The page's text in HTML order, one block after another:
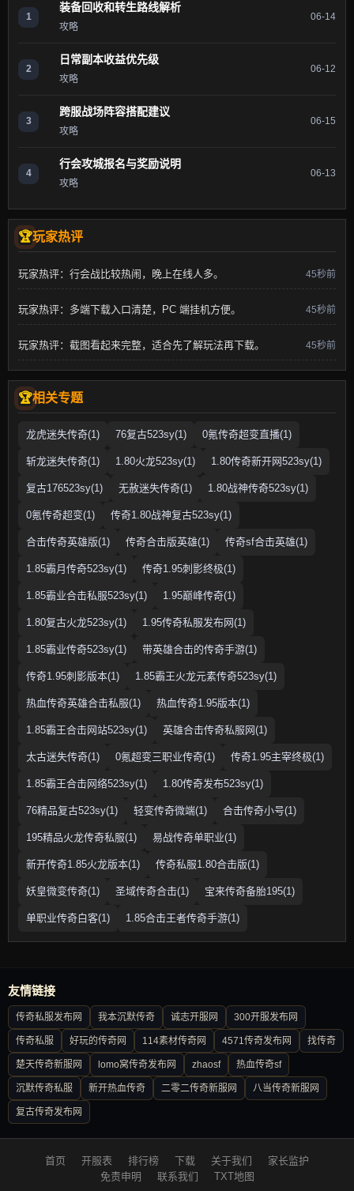
1
装备回收和转生路线解析
攻略
06-14
2
日常副本收益优先级
攻略
06-12
3
跨服战场阵容搭配建议
攻略
06-15
4
行会攻城报名与奖励说明
攻略
06-13
玩家热评
玩家热评：行会战比较热闹，晚上在线人多。 45秒前
玩家热评：多端下载入口清楚，PC 端挂机方便。 45秒前
玩家热评：截图看起来完整，适合先了解玩法再下载。 45秒前
相关专题
龙虎迷失传奇(1) 76复古523sy(1) 0氪传奇超变直播(1)
斩龙迷失传奇(1) 1.80火龙523sy(1) 1.80传奇新开网523sy(1)
复古176523sy(1) 无赦迷失传奇(1) 1.80战神传奇523sy(1)
0氪传奇超变(1) 传奇1.80战神复古523sy(1)
合击传奇英雄版(1) 传奇合击版英雄(1) 传奇sf合击英雄(1)
1.85霸月传奇523sy(1) 传奇1.95刺影终极(1)
1.85霸业合击私服523sy(1) 1.95巅峰传奇(1)
1.80复古火龙523sy(1) 1.95传奇私服发布网(1)
1.85霸业传奇523sy(1) 带英雄合击的传奇手游(1)
传奇1.95刺影版本(1) 1.85霸王火龙元素传奇523sy(1)
热血传奇英雄合击私服(1) 热血传奇1.95版本(1)
1.85霸王合击网站523sy(1) 英雄合击传奇私服网(1)
太古迷失传奇(1) 0氪超变三职业传奇(1) 传奇1.95主宰终极(1)
1.85霸王合击网络523sy(1) 1.80传奇发布523sy(1)
76精品复古523sy(1) 轻变传奇微端(1) 合击传奇小号(1)
195精品火龙传奇私服(1) 易战传奇单职业(1)
新开传奇1.85火龙版本(1) 传奇私服1.80合击版(1)
妖皇微变传奇(1) 圣域传奇合击(1) 宝来传奇备胎195(1)
单职业传奇白客(1) 1.85合击王者传奇手游(1)
友情链接
传奇私服发布网 我本沉默传奇 诚志开服网 300开服发布网
传奇私服 好玩的传奇网 114素材传奇网 4571传奇发布网 找传奇
楚天传奇新服网 lomo窝传奇发布网 zhaosf 热血传奇sf
沉默传奇私服 新开热血传奇 二零二传奇新服网 八当传奇新服网
复古传奇发布网
首页 开服表 排行榜 下载 关于我们
家长监护
免责申明
联系我们 TXT地图